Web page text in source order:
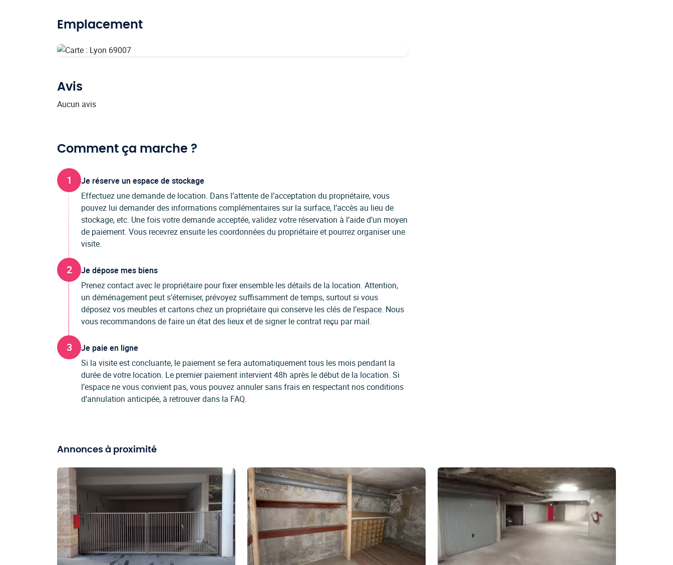
Emplacement
Avis
Aucun avis
Comment ça marche ?
1
Je réserve un espace de stockage
Effectuez une demande de location. Dans l’attente de l’acceptation du propriétaire, vous
pouvez lui demander des informations complémentaires sur la surface, l’accès au lieu de
stockage, etc. Une fois votre demande acceptée, validez votre réservation à l’aide d’un moyen
de paiement. Vous recevrez ensuite les coordonnées du propriétaire et pourrez organiser une
visite.
2
Je dépose mes biens
Prenez contact avec le propriétaire pour fixer ensemble les détails de la location. Attention,
un déménagement peut s’éterniser, prévoyez suffisamment de temps, surtout si vous
déposez vos meubles et cartons chez un propriétaire qui conserve les clés de l’espace. Nous
vous recommandons de faire un état des lieux et de signer le contrat reçu par mail.
3
Je paie en ligne
Si la visite est concluante, le paiement se fera automatiquement tous les mois pendant la
durée de votre location. Le premier paiement intervient 48h après le début de la location. Si
l’espace ne vous convient pas, vous pouvez annuler sans frais en respectant nos conditions
d’annulation anticipée, à retrouver dans la FAQ.
Annonces à proximité